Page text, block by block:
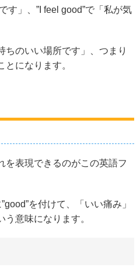
す」、”I feel good”で「私が気
ちのいい場所です」、つまり
とになります。
を表現できるのがこの英語フ
を付けて、「いい痛み」
意味になります。